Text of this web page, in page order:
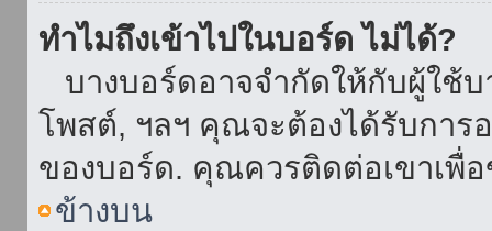
ทำไมถึงเข้าไปในบอร์ด ไม่ได้?
บางบอร์ดอาจจำกัดให้กับผู้ใช้บ
โพสต์, ฯลฯ คุณจะต้องได้รับการ
ของบอร์ด. คุณควรติดต่อเขาเพื่
ข้างบน